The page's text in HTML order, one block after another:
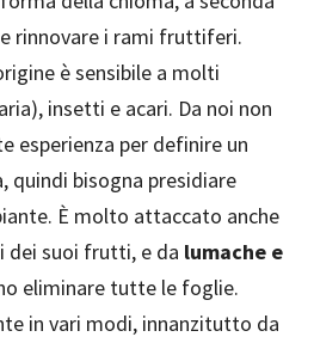
rinnovare i rami fruttiferi.
è sensibile a molti
insetti e acari. Da noi non
esperienza per definire un
quindi bisogna presidiare
È molto attaccato anche
dei suoi frutti, e da lumache e
eliminare tutte le foglie.
in vari modi, innanzitutto da